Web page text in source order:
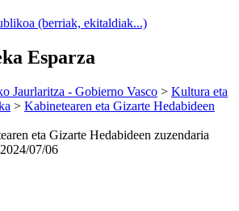
(berriak, ekitaldiak...)
Esparza
Jaurlaritza - Gobierno Vasco > Kultura eta
> Kabinetearen eta Gizarte Hedabideen
eta Gizarte Hedabideen zuzendaria
2024/07/06